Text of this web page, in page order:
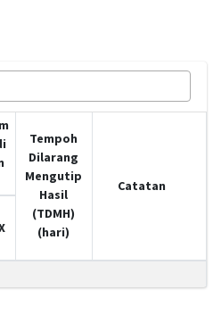
Tempoh
Dilarang
Mengutip
Hasil
(TDMH)
(hari)
Catatan